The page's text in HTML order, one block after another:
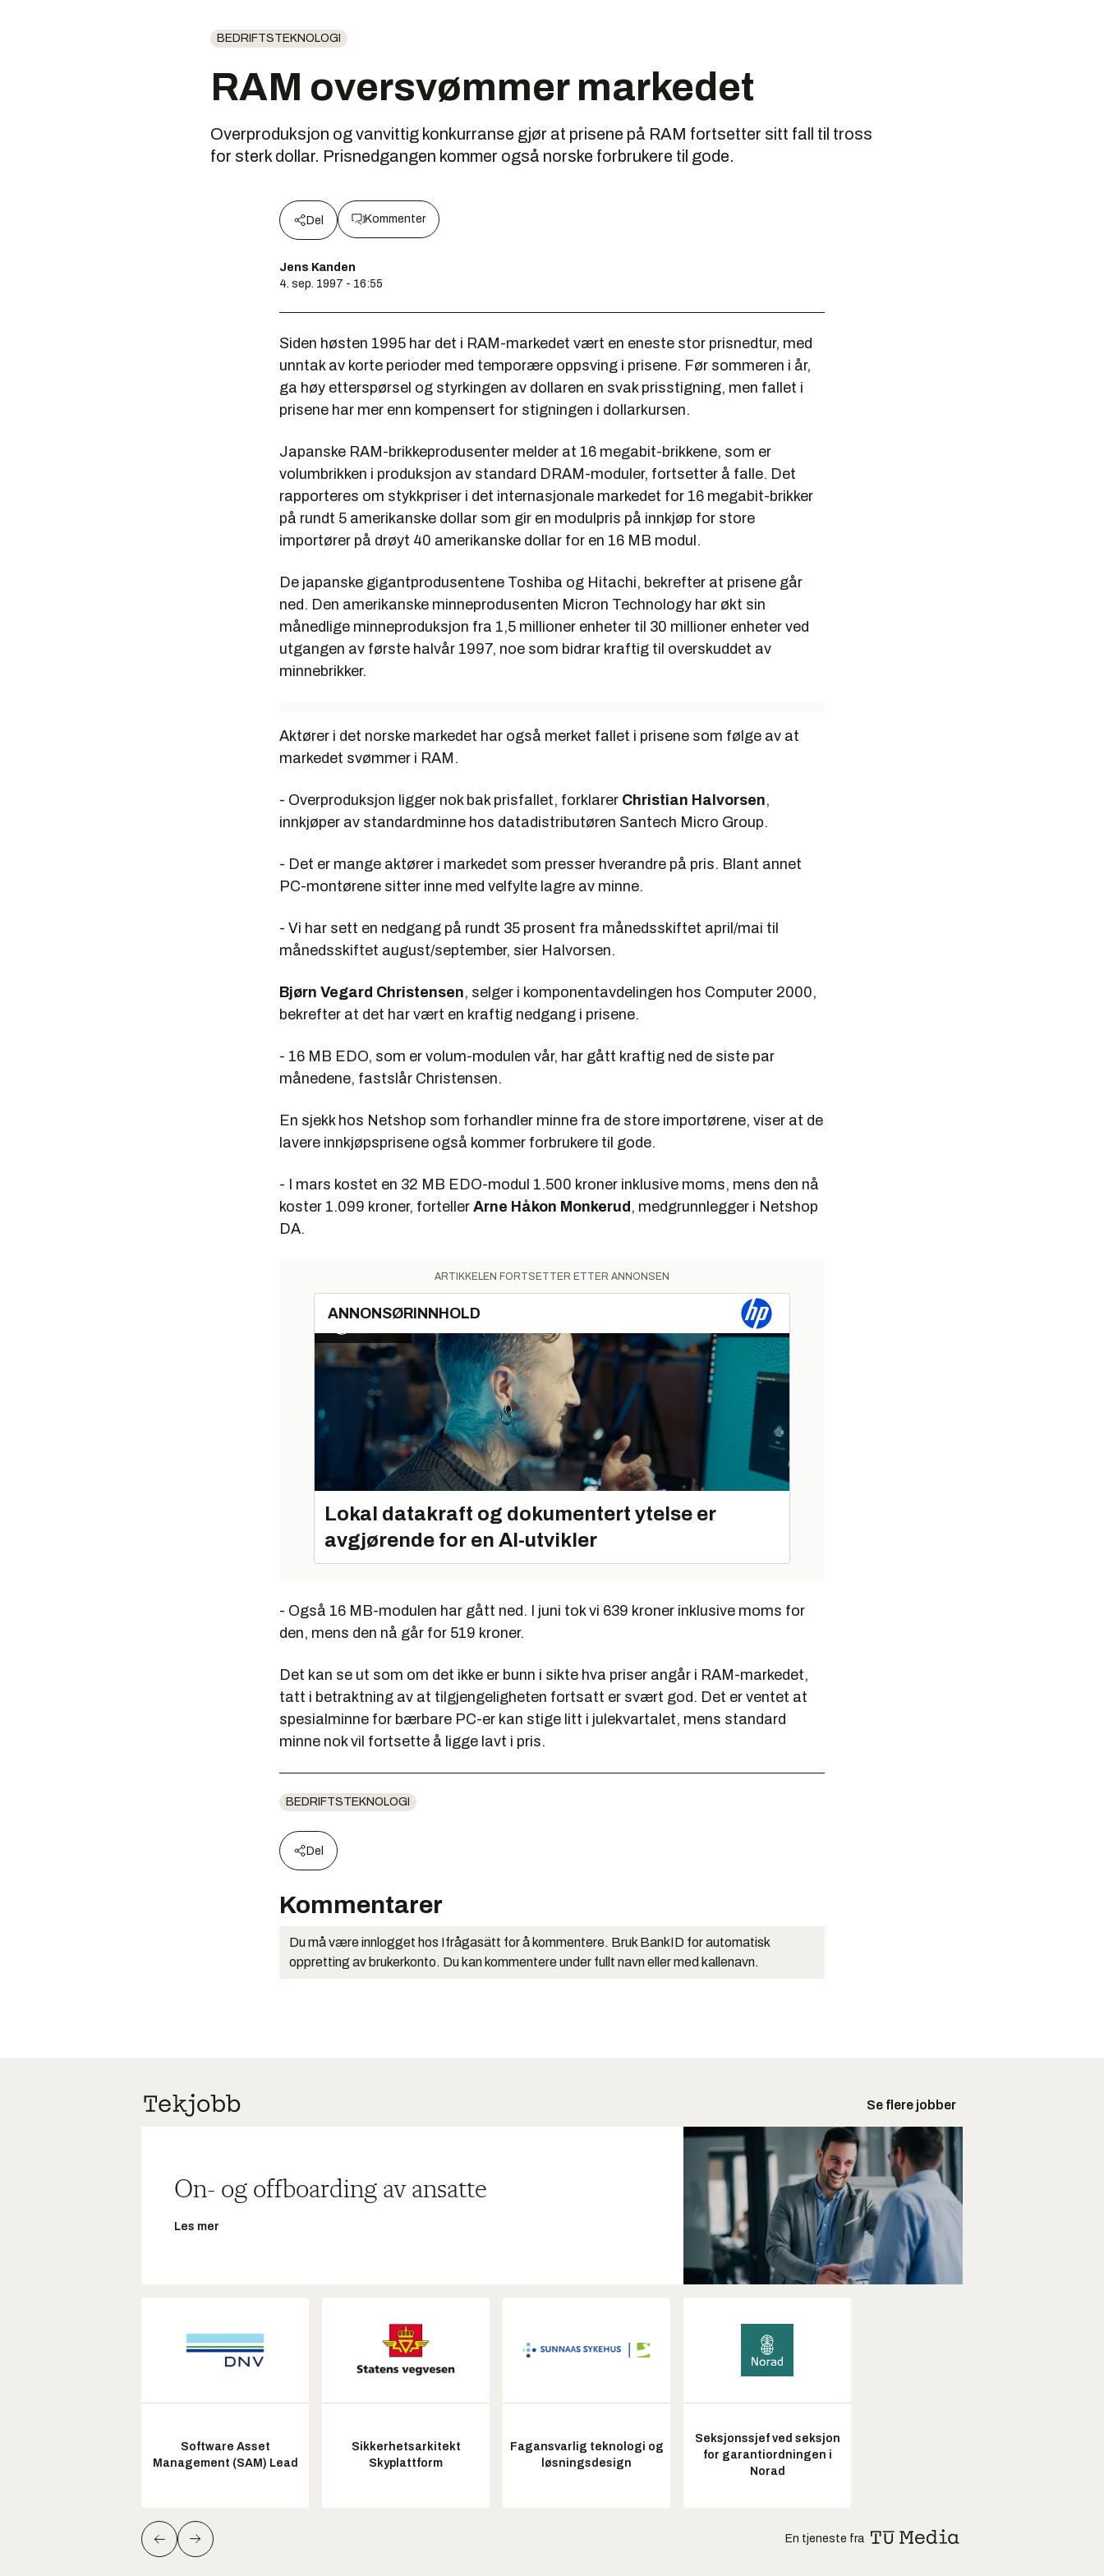
BEDRIFTSTEKNOLOGI
RAM oversvømmer markedet
Overproduksjon og vanvittig konkurranse gjør at prisene på RAM fortsetter sitt fall til tross
for sterk dollar. Prisnedgangen kommer også norske forbrukere til gode.
Del Kommenter
Jens Kanden
4. sep. 1997 - 16:55
Siden høsten 1995 har det i RAM-markedet vært en eneste stor prisnedtur, med
unntak av korte perioder med temporære oppsving i prisene. Før sommeren i år,
ga høy etterspørsel og styrkingen av dollaren en svak prisstigning, men fallet i
prisene har mer enn kompensert for stigningen i dollarkursen.
Japanske RAM-brikkeprodusenter melder at 16 megabit-brikkene, som er
volumbrikken i produksjon av standard DRAM-moduler, fortsetter å falle. Det
rapporteres om stykkpriser i det internasjonale markedet for 16 megabit-brikker
på rundt 5 amerikanske dollar som gir en modulpris på innkjøp for store
importører på drøyt 40 amerikanske dollar for en 16 MB modul.
De japanske gigantprodusentene Toshiba og Hitachi, bekrefter at prisene går
ned. Den amerikanske minneprodusenten Micron Technology har økt sin
månedlige minneproduksjon fra 1,5 millioner enheter til 30 millioner enheter ved
utgangen av første halvår 1997, noe som bidrar kraftig til overskuddet av
minnebrikker.
Aktører i det norske markedet har også merket fallet i prisene som følge av at
markedet svømmer i RAM.
- Overproduksjon ligger nok bak prisfallet, forklarer Christian Halvorsen,
innkjøper av standardminne hos datadistributøren Santech Micro Group.
- Det er mange aktører i markedet som presser hverandre på pris. Blant annet
PC-montørene sitter inne med velfylte lagre av minne.
- Vi har sett en nedgang på rundt 35 prosent fra månedsskiftet april/mai til
månedsskiftet august/september, sier Halvorsen.
Bjørn Vegard Christensen, selger i komponentavdelingen hos Computer 2000,
bekrefter at det har vært en kraftig nedgang i prisene.
- 16 MB EDO, som er volum-modulen vår, har gått kraftig ned de siste par
månedene, fastslår Christensen.
En sjekk hos Netshop som forhandler minne fra de store importørene, viser at de
lavere innkjøpsprisene også kommer forbrukere til gode.
- I mars kostet en 32 MB EDO-modul 1.500 kroner inklusive moms, mens den nå
koster 1.099 kroner, forteller Arne Håkon Monkerud , medgrunnlegger i Netshop
DA.
ARTIKKELEN FORTSETTER ETTER ANNONSEN
ANNONSØRINNHOLD
Lokal datakraft og dokumentert ytelse er
avgjørende for en AI-utvikler
- Også 16 MB-modulen har gått ned. I juni tok vi 639 kroner inklusive moms for
den, mens den nå går for 519 kroner.
Det kan se ut som om det ikke er bunn i sikte hva priser angår i RAM-markedet,
tatt i betraktning av at tilgjengeligheten fortsatt er svært god. Det er ventet at
spesialminne for bærbare PC-er kan stige litt i julekvartalet, mens standard
minne nok vil fortsette å ligge lavt i pris.
BEDRIFTSTEKNOLOGI
Del
Kommentarer
Du må være innlogget hos Ifrågasätt for å kommentere. Bruk BankID for automatisk
oppretting av brukerkonto. Du kan kommentere under fullt navn eller med kallenavn.
Se flere jobber
On- og offboarding av ansatte
Les mer
Software Asset
Management (SAM) Lead
Sikkerhetsarkitekt
Skyplattform
Fagansvarlig teknologi og
løsningsdesign
Seksjonssjef ved seksjon
for garantiordningen i
Norad
En tjeneste fra